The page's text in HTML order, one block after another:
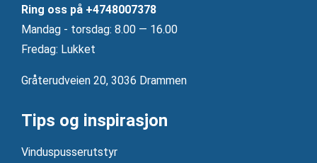
Ring oss på +4748007378
Mandag ‐ torsdag: 8.00 — 16.00
Fredag: Lukket
Gråterudveien 20, 3036 Drammen
Tips og inspirasjon
Vinduspusserutstyr